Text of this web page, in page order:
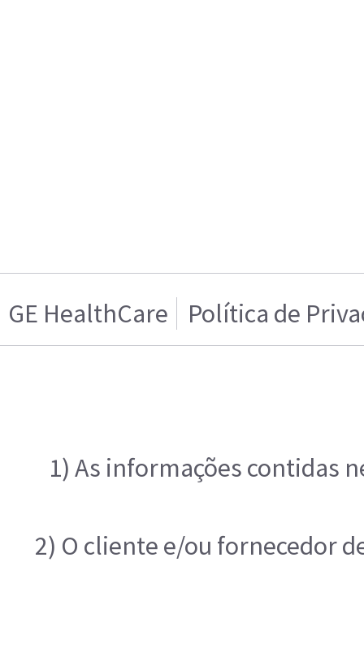
GE HealthCare Política de
1) As informações contidas
2) O cliente e/ou fornecedor